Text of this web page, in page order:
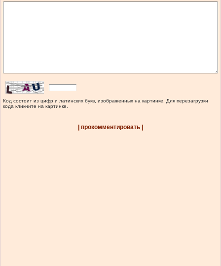
Код состоит из цифр и латинских букв, изображенных на картинке. Для перезагрузки
кода кликните на картинке.
| прокомментировать |